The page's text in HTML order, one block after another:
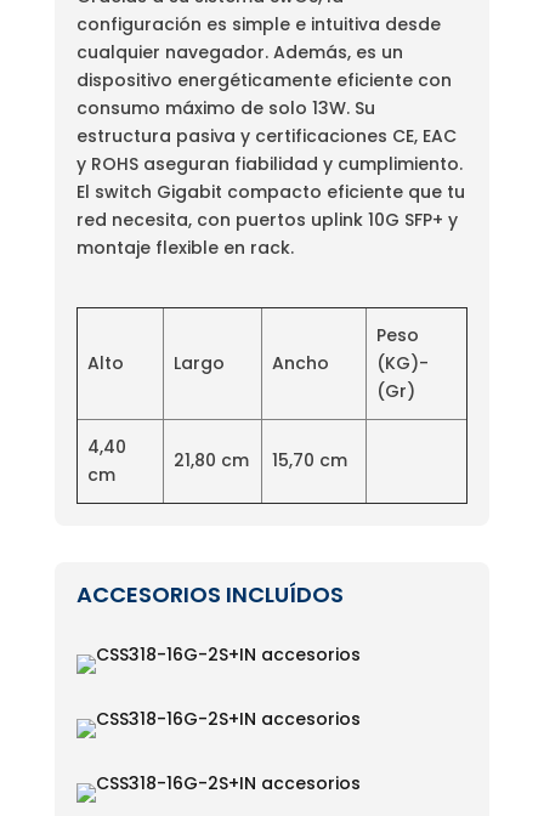
configuración es simple e intuitiva desde
cualquier navegador. Además, es un
dispositivo energéticamente eficiente con
consumo máximo de solo 13W. Su
estructura pasiva y certificaciones CE, EAC
y ROHS aseguran fiabilidad y cumplimiento.
El switch Gigabit compacto eficiente que tu
red necesita, con puertos uplink 10G SFP+ y
montaje flexible en rack.
Alto Largo Ancho
Peso
(KG)-
(Gr)
4,40
cm
21,80 cm 15,70 cm
ACCESORIOS INCLUÍDOS